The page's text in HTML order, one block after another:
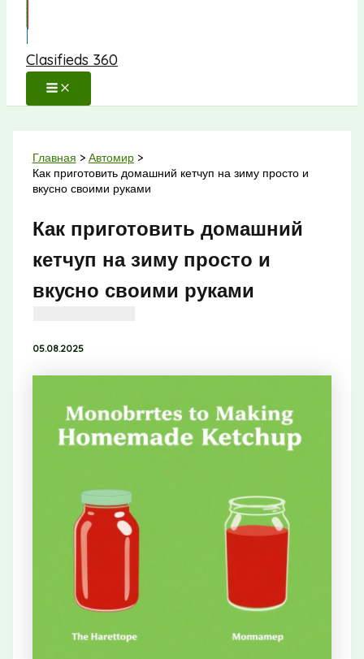
Clasifieds 360
Главная
Автомир
Как приготовить домашний кетчуп на зиму просто и
вкусно своими руками
Как приготовить домашний
кетчуп на зиму просто и
вкусно своими руками
05.08.2025